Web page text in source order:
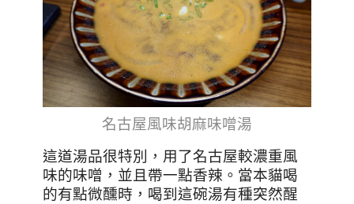
名古屋風味胡麻味噌湯
這道湯品很特別，用了名古屋較濃重風
味的味噌，並且帶一點香辣。當本貓喝
的有點微醺時，喝到這碗湯有種突然醒